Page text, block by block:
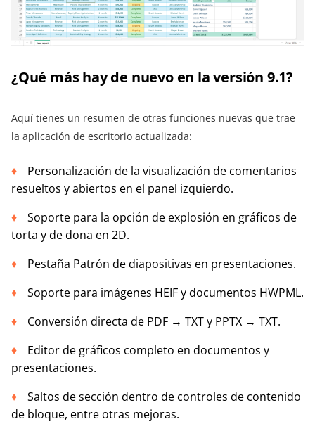
¿Qué más hay de nuevo en la versión 9.1?
Aquí tienes un resumen de otras funciones nuevas que trae
la aplicación de escritorio actualizada:
Personalización de la visualización de comentarios
resueltos y abiertos en el panel izquierdo.
Soporte para la opción de explosión en gráficos de
torta y de dona en 2D.
Pestaña Patrón de diapositivas en presentaciones.
Soporte para imágenes HEIF y documentos HWPML.
Conversión directa de PDF → TXT y PPTX → TXT.
Editor de gráficos completo en documentos y
presentaciones.
Saltos de sección dentro de controles de contenido
de bloque, entre otras mejoras.